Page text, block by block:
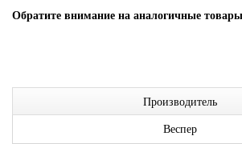
Обратите внимание на аналогичные товары
Производитель
Веспер